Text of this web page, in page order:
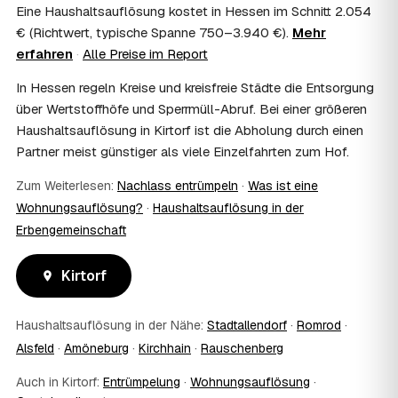
als Werbungskosten. Sie erhalten eine ordentliche
Rechnung als Beleg. Verbindlich klärt das Ihr
Steuerberater – wir liefern die nötigen Unterlagen.
sein?
Nein, Sie müssen nicht durchgängig anwesend sein. Viele
Erben übergeben in Kirtorf nur die Schlüssel und lassen
sich per Fotos auf dem Laufenden halten. Eine kurze
genügt meist.
09 Bekomme ich einen Entsorgungsnachweis?
Ja. Sie erhalten auf Wunsch einen Entsorgungs- bzw.
Verwertungsnachweis über die fachgerechte Entsorgung.
So ist dokumentiert, dass der Hausstand in Kirtorf
umweltgerecht und rechtssicher entsorgt wurde.
Oft schon innerhalb weniger Tage, in vielen Regionen
rund um Kirtorf auch kurzfristig. Den konkreten Termin
bis zu 60 Tage im Voraus sind möglich.
Eine Haushaltsauflösung kostet in Hessen im Schnitt 2.054
€ (Richtwert, typische Spanne 750–3.940 €). Mehr
erfahren · Alle Preise im Report
In Hessen regeln Kreise und kreisfreie Städte die Entsorgung
über Wertstoffhöfe und Sperrmüll-Abruf. Bei einer größeren
Haushaltsauflösung in Kirtorf ist die Abholung durch einen
Partner meist günstiger als viele Einzelfahrten zum Hof.
Zum Weiterlesen: Nachlass entrümpeln · Was ist eine
Wohnungsauflösung? · Haushaltsauflösung in der
Erbengemeinschaft
Kirtorf
Haushaltsauflösung in der Nähe: Stadtallendorf · Romrod ·
Alsfeld · Amöneburg · Kirchhain · Rauschenberg
Auch in Kirtorf: Entrümpelung · Wohnungsauflösung ·